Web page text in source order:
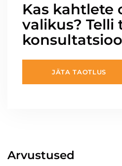
Kas kahtlete
valikus? Telli
JÄTA TAOTLUS
Arvustused